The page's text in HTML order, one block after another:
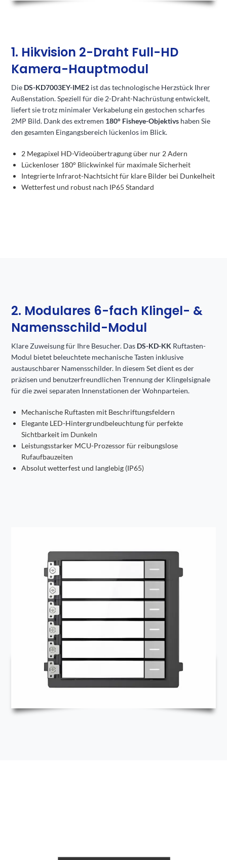
1. Hikvision 2-Draht Full-HD
Kamera-Hauptmodul
Die DS-KD7003EY-IME2 ist das technologische Herzstück Ihrer
Außenstation. Speziell für die 2-Draht-Nachrüstung entwickelt,
liefert sie trotz minimaler Verkabelung ein gestochen scharfes
2MP Bild. Dank des extremen 180° Fisheye-Objektivs haben Sie
den gesamten Eingangsbereich lückenlos im Blick.
2 Megapixel HD-Videoübertragung über nur 2 Adern
Lückenloser 180° Blickwinkel für maximale Sicherheit
Integrierte Infrarot-Nachtsicht für klare Bilder bei Dunkelheit
Wetterfest und robust nach IP65 Standard
2. Modulares 6-fach Klingel- &
Namensschild-Modul
Klare Zuweisung für Ihre Besucher. Das DS-KD-KK Ruftasten-
Modul bietet beleuchtete mechanische Tasten inklusive
austauschbarer Namensschilder. In diesem Set dient es der
präzisen und benutzerfreundlichen Trennung der Klingelsignale
für die zwei separaten Innenstationen der Wohnparteien.
Mechanische Ruftasten mit Beschriftungsfeldern
Elegante LED-Hintergrundbeleuchtung für perfekte
Sichtbarkeit im Dunkeln
Leistungsstarker MCU-Prozessor für reibungslose
Rufaufbauzeiten
Absolut wetterfest und langlebig (IP65)